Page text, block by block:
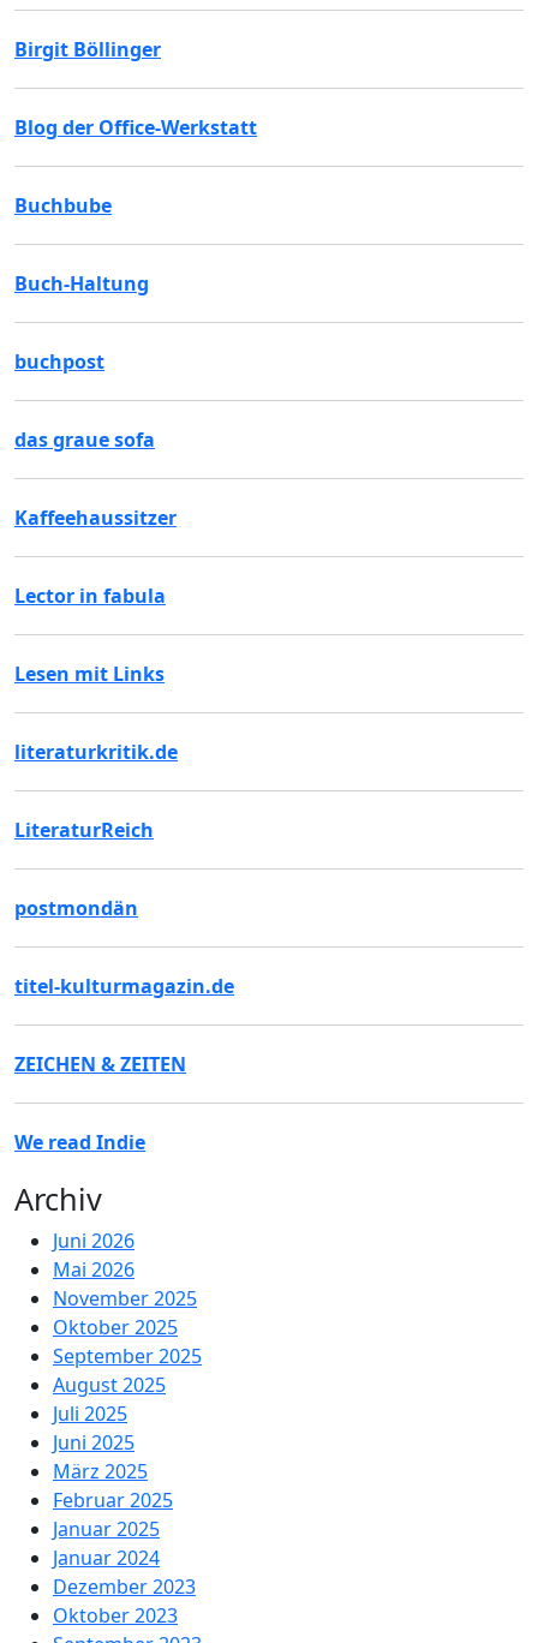
Birgit Böllinger
Blog der Office-Werkstatt
Buchbube
Buch-Haltung
buchpost
das graue sofa
Kaffeehaussitzer
Lector in fabula
Lesen mit Links
literaturkritik.de
LiteraturReich
postmondän
titel-kulturmagazin.de
ZEICHEN & ZEITEN
We read Indie
Archiv
Juni 2026
Mai 2026
November 2025
Oktober 2025
September 2025
August 2025
Juli 2025
Juni 2025
März 2025
Februar 2025
Januar 2025
Januar 2024
Dezember 2023
Oktober 2023